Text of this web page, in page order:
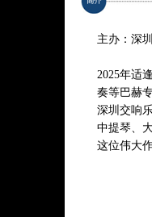
Brandenburg
D大调第五
降B大调第
Brandenburg
哥德堡变奏
主办：深
2025年适
奏等巴赫
深圳交响
中提琴、
这位伟大